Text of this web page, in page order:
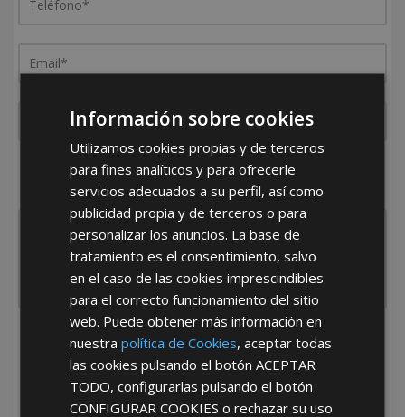
¿De dónde es la empresa?
España
Portugal Otros
He leído y acepto laPolítica de Privacidad
Información sobre cookies
Utilizamos cookies propias y de terceros
para fines analíticos y para ofrecerle
servicios adecuados a su perfil, así como
publicidad propia y de terceros o para
personalizar los anuncios. La base de
tratamiento es el consentimiento, salvo
en el caso de las cookies imprescindibles
para el correcto funcionamiento del sitio
web. Puede obtener más información en
nuestrapolítica de Cookies, aceptar todas
las cookies pulsando el botónACEPTAR
TODO, configurarlas pulsando el botón
CONFIGURAR COOKIES o rechazar su uso